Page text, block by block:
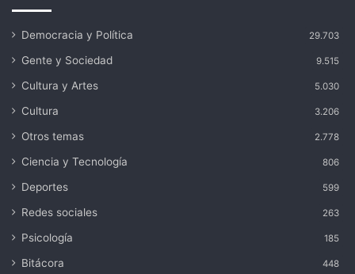
Democracia y Política 29.703
Gente y Sociedad 9.515
Cultura y Artes 5.030
Cultura 3.206
Otros temas 2.778
Ciencia y Tecnología 806
Deportes 599
Redes sociales 263
Psicología 185
Bitácora 448